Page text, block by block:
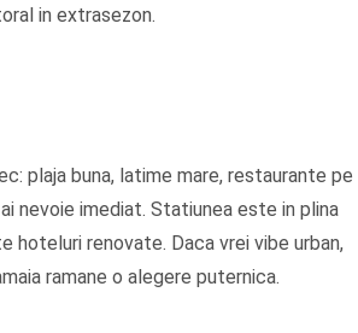
in extrasezon.
plaja buna, latime mare, restaurante pe
nevoie imediat. Statiunea este in plina
hoteluri renovate. Daca vrei vibe urban,
ramane o alegere puternica.